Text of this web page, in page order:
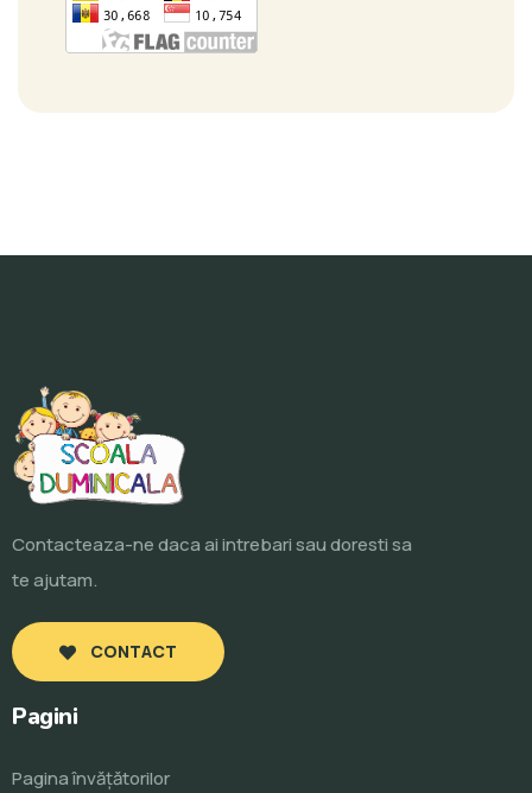
Contacteaza-ne daca ai intrebari sau doresti sa
te ajutam.
CONTACT
Pagini
Pagina învăţătorilor